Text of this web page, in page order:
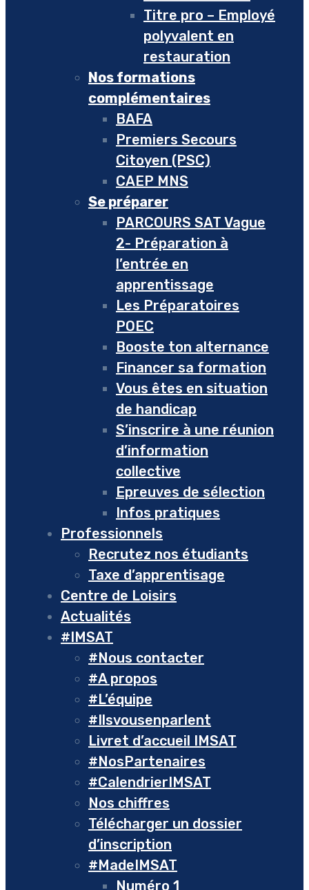
Titre pro – Employé
polyvalent en
restauration
Nos formations
complémentaires
BAFA
Premiers Secours
Citoyen (PSC)
CAEP MNS
Se préparer
PARCOURS SAT Vague
2- Préparation à
l’entrée en
apprentissage
Les Préparatoires
POEC
Booste ton alternance
Financer sa formation
Vous êtes en situation
de handicap
S’inscrire à une réunion
d’information
collective
Epreuves de sélection
Infos pratiques
Professionnels
Recrutez nos étudiants
Taxe d’apprentisage
Centre de Loisirs
Actualités
#IMSAT
#Nous contacter
#A propos
#L’équipe
#Ilsvousenparlent
Livret d’accueil IMSAT
#NosPartenaires
#CalendrierIMSAT
Nos chiffres
Télécharger un dossier
d’inscription
#MadeIMSAT
Numéro 1